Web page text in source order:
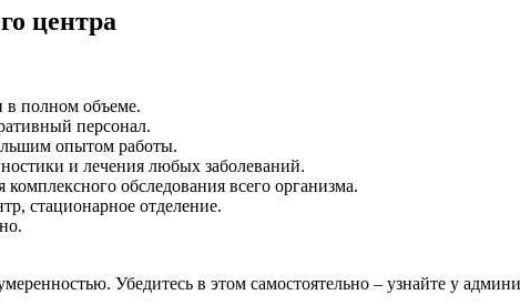
центра
полном объеме.
персонал.
опытом работы.
и лечения любых заболеваний.
обследования всего организма.
стационарное отделение.
Убедитесь в этом самостоятельно – узнайте у